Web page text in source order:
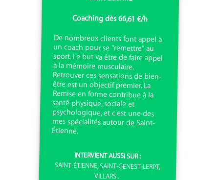
Coaching dès 66,61 €/h
De nombreux clients font appel à
un coach pour se "remettre" au
sport. Le but va être de faire appel
à la mémoire musculaire.
Retrouver ces sensations de bien-
être est un objectif premier. La
Remise en forme contribue à la
santé physique, sociale et
psychologique, et c'est une des
mes spécialités autour de Saint-
Étienne.
INTERVIENT AUSSI SUR :
SAINT-ÉTIENNE, SAINT-GENEST-LERPT,
VILLARS...